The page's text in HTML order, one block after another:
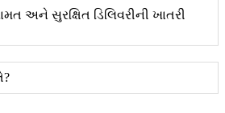
અને સુરક્ષિત ડિલિવરીની ખાતરી